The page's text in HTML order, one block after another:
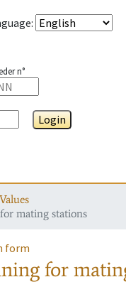
:
n°
Login
mating stations
form
for